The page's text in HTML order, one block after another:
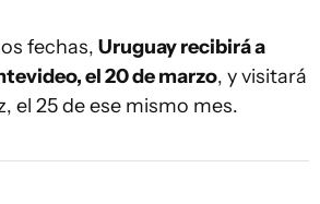
fechas, Uruguay recibirá a
el 20 de marzo, y visitará
el 25 de ese mismo mes.